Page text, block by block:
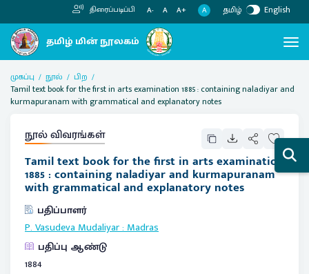
திரைப்படிப்பி A- A A+ A தமிழ் English
முகப்பு நூல்
பிற
Tamil text book for the first in arts examination 1885 : containing naladiyar and
kurmapuranam with grammatical and explanatory notes
நூல் விவரங்கள்
Tamil text book for the first in arts examination
1885 : containing naladiyar and kurmapuranam
with grammatical and explanatory notes
பதிப்பாளர்
P. Vasudeva Mudaliyar:Madras
பதிப்பு ஆண்டு
1884